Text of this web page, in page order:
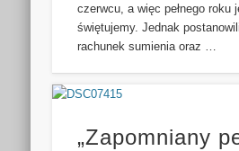
czerwcu, a więc pełnego roku
świętujemy. Jednak
rachunek sumienia oraz …
„Zapomniany